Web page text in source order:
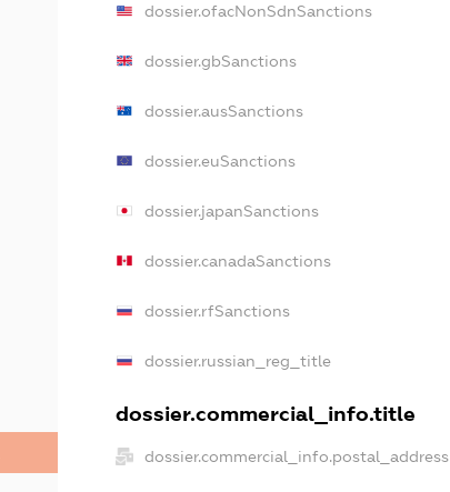
dossier.ofacNonSdnSanctions
dossier.gbSanctions
dossier.ausSanctions
dossier.euSanctions
dossier.japanSanctions
dossier.canadaSanctions
dossier.rfSanctions
dossier.russian_reg_title
dossier.commercial_info.title
dossier.commercial_info.postal_address